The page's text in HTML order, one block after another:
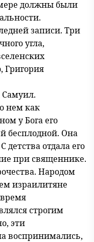
должны были
записи. Три
угла,
Григория
нем как
у Бога его
бесплодной. Она
детства отдала его
при священнике.
Народом
израилитяне
строгим
эти
воспринимались,